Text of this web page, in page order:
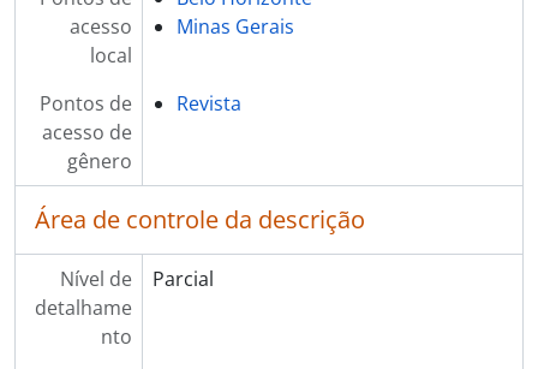
acesso
local
Minas Gerais
Pontos de
acesso de
gênero
Revista
Área de controle da descrição
Nível de
detalhame
nto
Parcial